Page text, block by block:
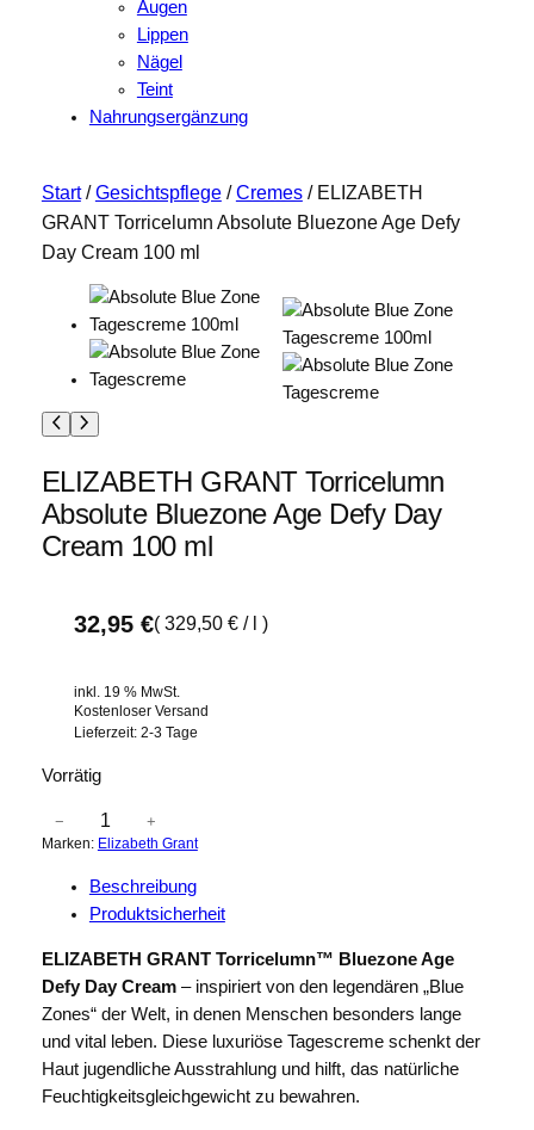
Augen
Lippen
Nägel
Teint
Nahrungsergänzung
Start/Gesichtspflege/Cremes/ ELIZABETH
GRANT Torricelumn Absolute Bluezone Age Defy
Day Cream 100 ml
ELIZABETH GRANT Torricelumn
Absolute Bluezone Age Defy Day
Cream 100 ml
32,95 €( 329,50 €/ )
inkl. 19 % MwSt.
Kostenloser Versand
Lieferzeit: 2-3 Tage
Vorrätig
L
B
E
T
H
G
R
− +
Marken: Elizabeth Grant
Beschreibung
Produktsicherheit
ELIZABETH GRANT Torricelumn™ Bluezone Age
Defy Day Cream– inspiriert von den legendären „Blue
Zones“ der Welt, in denen Menschen besonders lange
und vital leben. Diese luxuriöse Tagescreme schenkt der
Haut jugendliche Ausstrahlung und hilft, das natürliche
Feuchtigkeitsgleichgewicht zu bewahren.